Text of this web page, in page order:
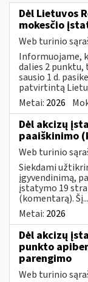
Dėl Lietuvos
mokesčio
Web turinio
Informuojame,
dalies 2 punktu,
sausio 1 d.
patvirtintą
Metai: 2026
Dėl akcizų
paaiškinimo
Web turinio
Siekdami
įgyvendinimą,
įstatymo 19
(komentarą). Šį...
Metai: 2026
Dėl akcizų
punkto
parengimo
Web turinio